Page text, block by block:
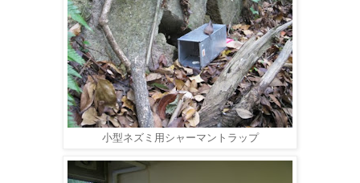
小型ネズミ用シャーマントラップ